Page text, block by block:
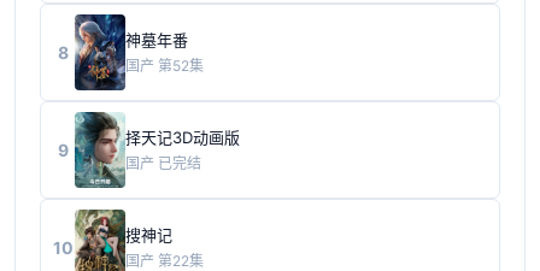
8
神墓年番
国产 第52集
9
择天记3D动画版
国产 已完结
10
搜神记
国产 第22集